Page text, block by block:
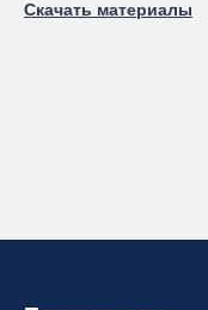
Скачать материалы